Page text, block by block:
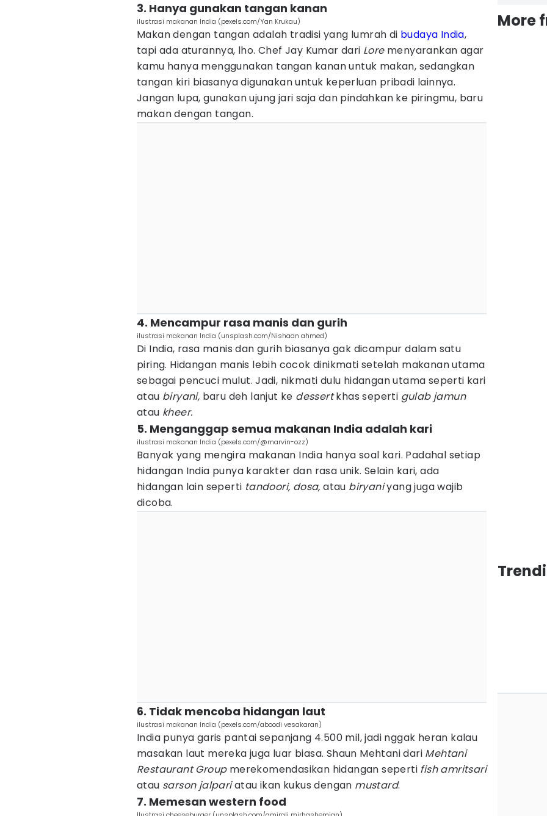
3. Hanya gunakan tangan kanan
ilustrasi makanan India (pexels.com/Yan Krukau)
Makan dengan tangan adalah tradisi yang lumrah di budaya India,
tapi ada aturannya, lho. Chef Jay Kumar dari Loremenyarankan agar
kamu hanya menggunakan tangan kanan untuk makan, sedangkan
tangan kiri biasanya digunakan untuk keperluan pribadi lainnya.
Jangan lupa, gunakan ujung jari saja dan pindahkan ke piringmu, baru
makan dengan tangan.
4. Mencampur rasa manis dan gurih
ilustrasi makanan India (unsplash.com/Nishaan ahmed)
Di India, rasa manis dan gurih biasanya gak dicampur dalam satu
piring. Hidangan manis lebih cocok dinikmati setelah makanan utama
sebagai pencuci mulut. Jadi, nikmati dulu hidangan utama seperti kari
atau biryani, baru deh lanjut ke dessertkhas seperti gulab jamun
atau kheer.
5. Menganggap semua makanan India adalah kari
ilustrasi makanan India (pexels.com/@marvin-ozz)
Banyak yang mengira makanan India hanya soal kari. Padahal setiap
hidangan India punya karakter dan rasa unik. Selain kari, ada
hidangan lain seperti tandoori, dosa, atau biryaniyang juga wajib
dicoba.
6. Tidak mencoba hidangan laut
ilustrasi makanan India (pexels.com/aboodi vesakaran)
India punya garis pantai sepanjang 4.500 mil, jadi nggak heran kalau
masakan laut mereka juga luar biasa. Shaun Mehtani dari Mehtani
Restaurant Groupmerekomendasikan hidangan seperti fish amritsari
atau sarson jalpariatau ikan kukus dengan mustard.
7. Memesan western food
More